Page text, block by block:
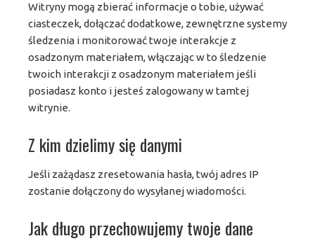
Witryny mogą zbierać informacje o tobie, używać
ciasteczek, dołączać dodatkowe, zewnętrzne systemy
śledzenia i monitorować twoje interakcje z
osadzonym materiałem, włączając w to śledzenie
twoich interakcji z osadzonym materiałem jeśli
posiadasz konto i jesteś zalogowany w tamtej
witrynie.
Z kim dzielimy się danymi
Jeśli zażądasz zresetowania hasła, twój adres IP
zostanie dołączony do wysyłanej wiadomości.
Jak długo przechowujemy twoje dane